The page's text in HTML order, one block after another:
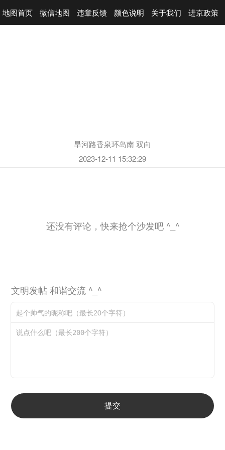
地图首页 微信地图 违章反馈 颜色说明 关于我们 进京政策
旱河路香泉环岛南 双向
2023-12-11 15:32:29
还没有评论，快来抢个沙发吧 ^_^
文明发帖 和谐交流 ^_^
提交